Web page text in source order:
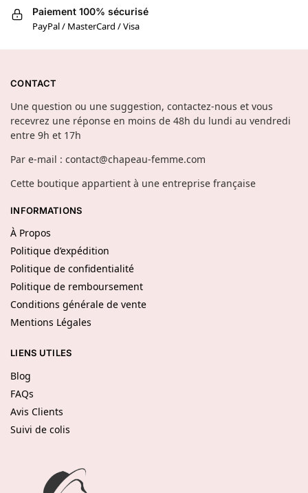
Paiement 100% sécurisé
PayPal / MasterCard / Visa
CONTACT
Une question ou une suggestion, contactez-nous et vous
recevrez une réponse en moins de 48h du lundi au vendredi
entre 9h et 17h
Par e-mail : contact@chapeau-femme.com
Cette boutique appartient à une entreprise française
INFORMATIONS
À Propos
Politique d’expédition
Politique de confidentialité
Politique de remboursement
Conditions générale de vente
Mentions Légales
LIENS UTILES
Blog
FAQs
Avis Clients
Suivi de colis